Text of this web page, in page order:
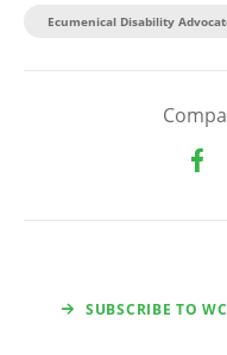
Ecumenical Disability
SUBSCRIBE TO